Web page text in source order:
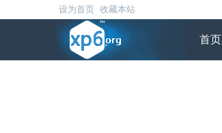
设为首页 收藏本站
首页